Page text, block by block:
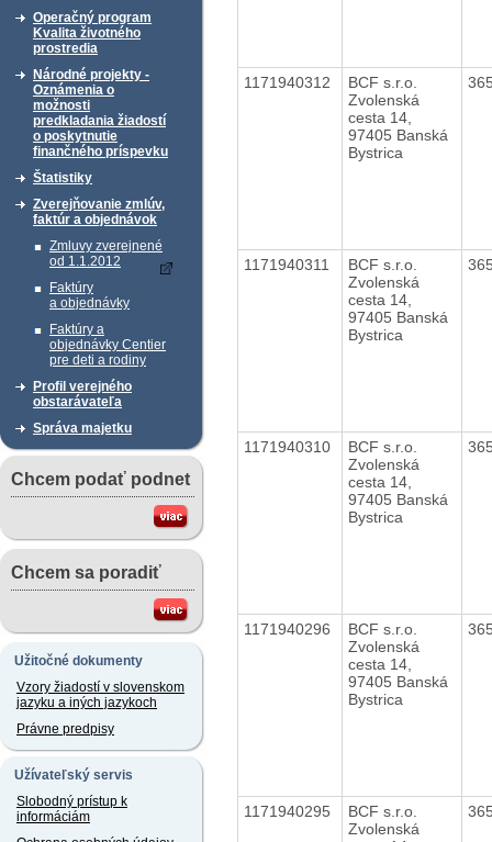
Operačný program
Kvalita životného
prostredia
Národné projekty -
Oznámenia o
možnosti
predkladania žiadostí
o poskytnutie
finančného príspevku
Štatistiky
Zverejňovanie zmlúv,
faktúr a objednávok
Zmluvy zverejnené
od 1.1.2012
Faktúry
a objednávky
Faktúry a
objednávky Centier
pre deti a rodiny
Profil verejného
obstarávateľa
Správa majetku
Chcem podať podnet
Chcem sa poradiť
Užitočné dokumenty
Vzory žiadostí v slovenskom
jazyku a iných jazykoch
Právne predpisy
Užívateľský servis
Slobodný prístup k
informáciám
1171940312
BCF s.r.o.
Zvolenská
cesta 14,
97405 Banská
Bystrica
1171940311
BCF s.r.o.
Zvolenská
cesta 14,
97405 Banská
Bystrica
1171940310
BCF s.r.o.
Zvolenská
cesta 14,
97405 Banská
Bystrica
1171940296
BCF s.r.o.
Zvolenská
cesta 14,
97405 Banská
Bystrica
1171940295
BCF s.r.o.
Zvolenská